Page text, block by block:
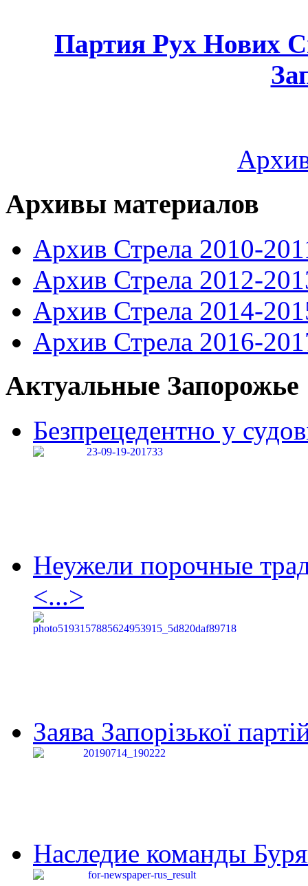
Партия Рух Нових
Архивы материалов
Архив Стрела 2010-
Архив Стрела 2012-
Архив Стрела 2014-
Архив Стрела 2016-
Актуальные Запорожье
Безпрецедентно у
Неужели порочные
<...>
Заява Запорізької
Наследие команды